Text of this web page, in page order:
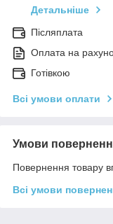
Детальніше
Післяплата
Оплата на
Готівкою
Всі умови оплати
Умови
Повернення товару
Всі умови